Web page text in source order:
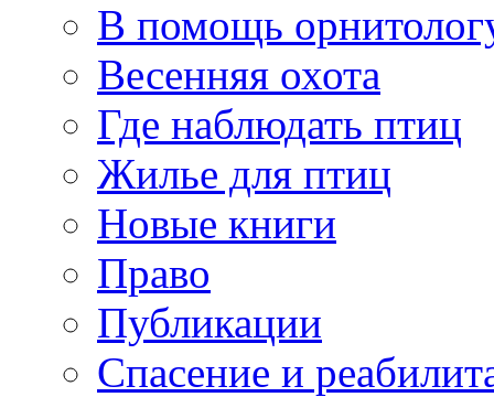
В помощь
Весенняя охота
Где наблюдать птиц
Жилье для птиц
Новые книги
Право
Публикации
Спасение и